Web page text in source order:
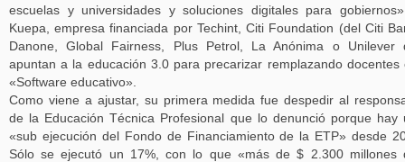
escuelas y universidades y soluciones digitales para
Kuepa, empresa financiada por Techint, Citi Foundation (del Citi
Danone, Global Fairness, Plus Petrol, La Anónima o Unilever
apuntan a la educación 3.0 para precarizar remplazando docentes
«Software educativo».
Como viene a ajustar, su primera medida fue despedir al
de la Educación Técnica Profesional que lo denunció porque hay
«sub ejecución del Fondo de Financiamiento de la ETP» desde
Sólo se ejecutó un 17%, con lo que «más de $ 2.300 millones